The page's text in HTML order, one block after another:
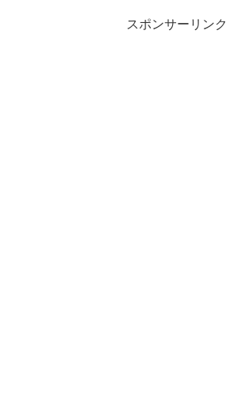
スポンサーリンク